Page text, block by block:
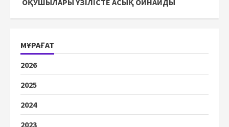
ОҚУШЫЛАРЫ ҮЗІЛІСТЕ АСЫҚ ОЙНАЙДЫ
МҰРАҒАТ
2026
2025
2024
2023